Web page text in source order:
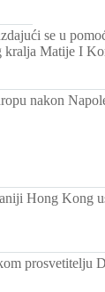
se u
kralja Matije I
nakon
Hong Kong
prosvetitelju